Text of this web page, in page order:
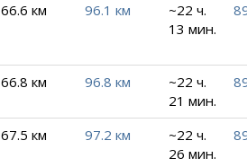
66.6 км 96.1 км
~22 ч.
13 мин.
66.8 км 96.8 км
~22 ч.
21 мин.
67.5 км 97.2 км
~22 ч.
26 мин.